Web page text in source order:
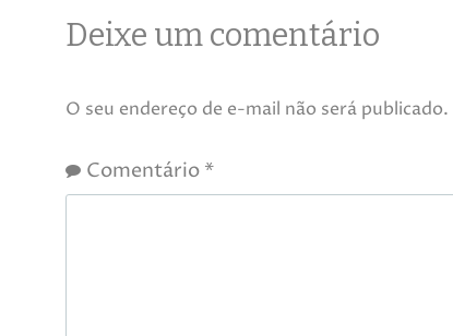
Deixe um comentário
O seu endereço de e-mail não será publicado.
Comentário *